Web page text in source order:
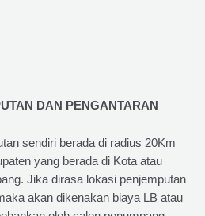
DAN PENGANTARAN
sendiri berada di radius 20Km
yang berada di Kota atau
Jika dirasa lokasi penjemputan
akan dikenakan biaya LB atau